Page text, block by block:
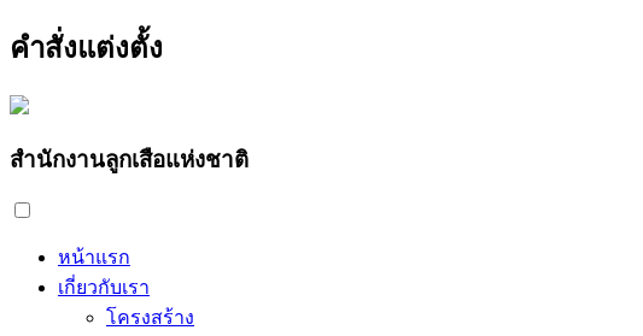
คำสั่งแต่งตั้ง
สำนักงานลูกเสือแห่งชาติ
หน้าแรก
เกี่ยวกับเรา
โครงสร้าง